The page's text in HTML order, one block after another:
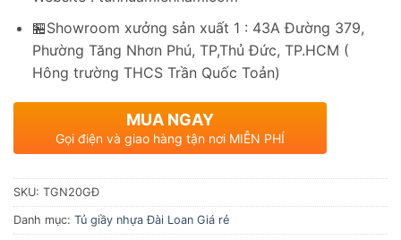
🏪Showroom xưởng sản xuất 1 : 43A Đường 379,
Phường Tăng Nhơn Phú, TP,Thủ Đức, TP.HCM (
Hông trường THCS Trần Quốc Toản)
MUA NGAY
Gọi điện và giao hàng tận nơi MIỄN PHÍ
SKU: TGN20GĐ
Danh mục: Tủ giầy nhựa Đài Loan Giá rẻ